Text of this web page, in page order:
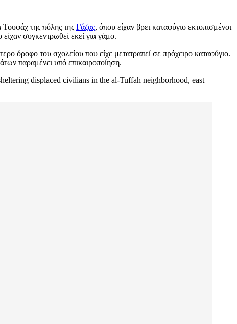
Τουφάχ της πόλης της Γάζας, όπου είχαν βρει καταφύγιο εκτοπισμένοι
συγκεντρωθεί εκεί για γάμο.
όροφο του σχολείου που είχε μετατραπεί σε πρόχειρο καταφύγιο.
παραμένει υπό επικαιροποίηση.
displaced civilians in the al-Tuffah neighborhood, east